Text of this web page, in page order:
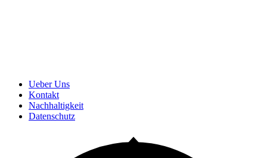
Ueber Uns
Kontakt
Nachhaltigkeit
Datenschutz